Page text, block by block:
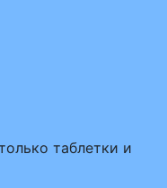
таблетки и